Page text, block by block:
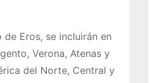
de Eros, se incluirán en
Verona, Atenas y
del Norte, Central y